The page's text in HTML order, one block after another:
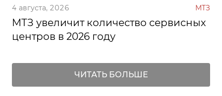
4 августа, 2026 МТЗ
МТЗ увеличит количество сервисных
центров в 2026 году
ЧИТАТЬ БОЛЬШЕ